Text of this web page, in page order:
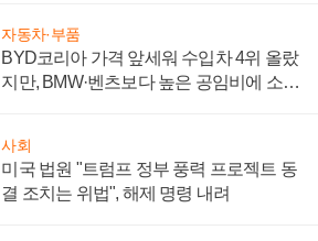
자동차·부품
BYD코리아 가격 앞세워 수입차 4위 올랐
지만, BMW·벤츠보다 높은 공임비에 소비
사회
미국 법원 "트럼프 정부 풍력 프로젝트 동
결 조치는 위법", 해제 명령 내려